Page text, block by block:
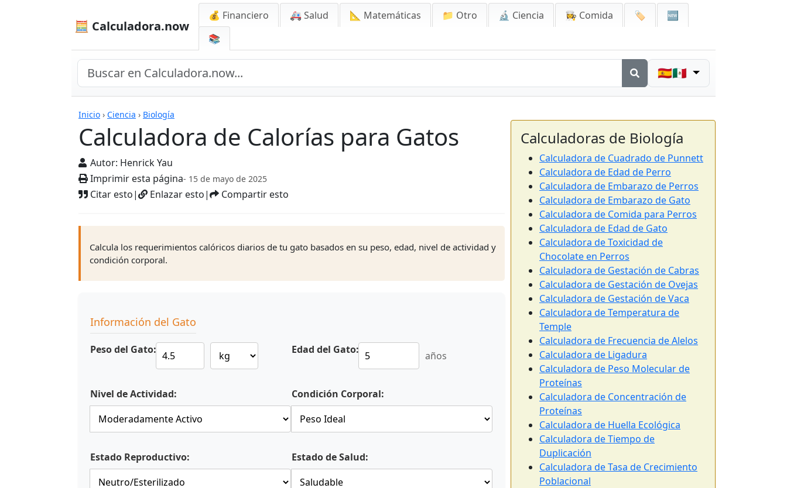
🧮 Calculadora.now
💰 Financiero 🚑 Salud 📐 Matemáticas 📁 Otro 🔬 Ciencia 👩‍🍳 Comida 🏷️
🆕
📚
🇪🇸🇲🇽
Inicio › Ciencia › Biología
Calculadora de Calorías para Gatos
Autor: Henrick Yau
Imprimir esta página- 15 de mayo de 2025
Citar esto| Enlazar esto| Compartir esto
Calculadoras
Calcula los requerimientos calóricos diarios de tu gato basados en su peso, edad, nivel de actividad y
condición corporal.
Información del Gato
Peso del Gato: Edad del Gato: años
Nivel de Actividad: Condición Corporal:
Estado Reproductivo: Estado de Salud:
Calculadoras de Biología
Calculadora de Cuadrado de Punnett
Calculadora de Edad de Perro
Calculadora de Embarazo de Perros
Calculadora de Embarazo de Gato
Calculadora de Comida para Perros
Calculadora de Edad de Gato
Calculadora de Toxicidad de
Chocolate en Perros
Calculadora de Gestación de Cabras
Calculadora de Gestación de Ovejas
Calculadora de Gestación de Vaca
Calculadora de Temperatura de
Temple
Calculadora de Frecuencia de Alelos
Calculadora de Ligadura
Calculadora de Peso Molecular de
Proteínas
Calculadora de Concentración de
Proteínas
Calculadora de Huella Ecológica
Calculadora de Tiempo de
Duplicación
Calculadora de Tasa de Crecimiento
Poblacional